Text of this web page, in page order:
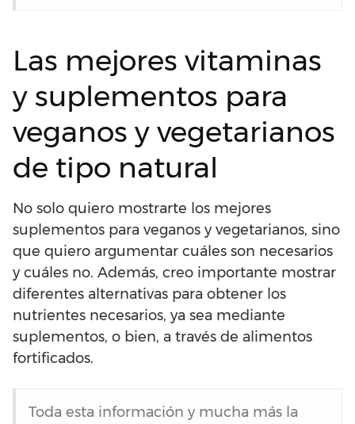
Las mejores vitaminas
y suplementos para
veganos y vegetarianos
de tipo natural
No solo quiero mostrarte los mejores
suplementos para veganos y vegetarianos, sino
que quiero argumentar cuáles son necesarios
y cuáles no. Además, creo importante mostrar
diferentes alternativas para obtener los
nutrientes necesarios, ya sea mediante
suplementos, o bien, a través de alimentos
fortificados.
Toda esta información y mucha más la